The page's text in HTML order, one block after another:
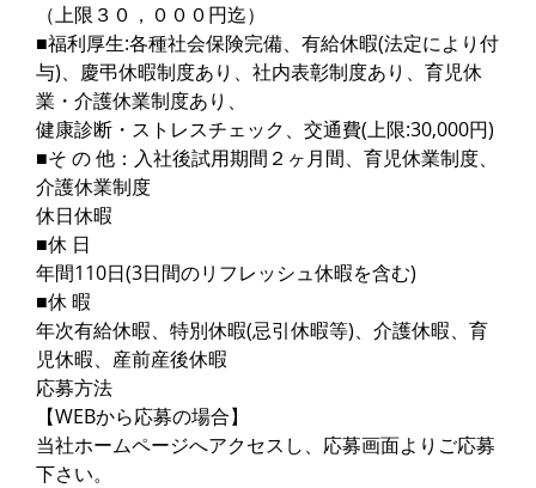
（上限３０，０００円迄）
■福利厚生:各種社会保険完備、有給休暇(法定により付
与)、慶弔休暇制度あり、社内表彰制度あり、育児休
業・介護休業制度あり、
健康診断・ストレスチェック、交通費(上限:30,000円)
■そ の 他：入社後試用期間２ヶ月間、育児休業制度、
介護休業制度
休日休暇
■休 日
年間110日(3日間のリフレッシュ休暇を含む)
■休 暇
年次有給休暇、特別休暇(忌引休暇等)、介護休暇、育
児休暇、産前産後休暇
応募方法
【WEBから応募の場合】
当社ホームページへアクセスし、応募画面よりご応募
下さい。